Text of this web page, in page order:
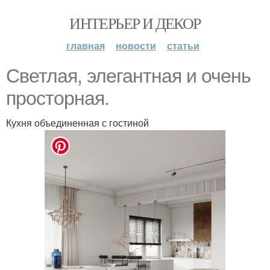
ИНТЕРЬЕР И ДЕКОР
главная новости статьи
Светлая, элегантная и очень
просторная.
Кухня объединенная с гостиной